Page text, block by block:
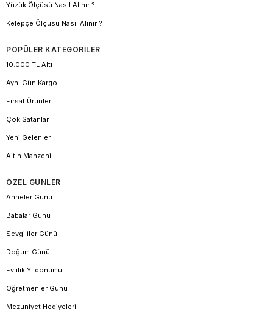
Yüzük Ölçüsü Nasıl Alınır ?
Kelepçe Ölçüsü Nasıl Alınır ?
POPÜLER KATEGORİLER
10.000 TL Altı
Aynı Gün Kargo
Fırsat Ürünleri
Çok Satanlar
Yeni Gelenler
Altın Mahzeni
ÖZEL GÜNLER
Anneler Günü
Babalar Günü
Sevgililer Günü
Doğum Günü
Evlilik Yıldönümü
Öğretmenler Günü
Mezuniyet Hediyeleri